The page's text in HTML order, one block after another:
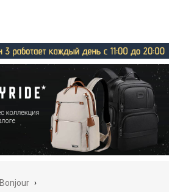
Bonjour ›